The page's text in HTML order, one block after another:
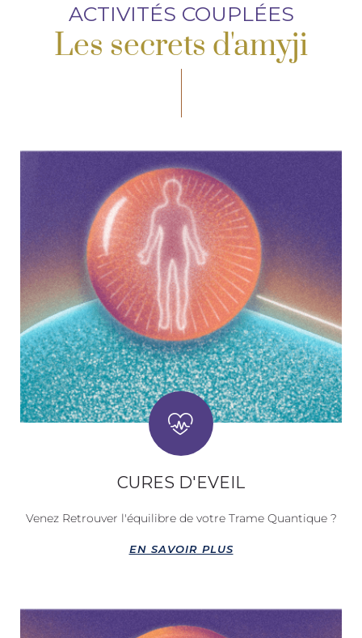
ACTIVITÉS COUPLÉES
Les secrets d'amyji
CURES D'EVEIL
Venez Retrouver l'équilibre de votre Trame Quantique ?
EN SAVOIR PLUS